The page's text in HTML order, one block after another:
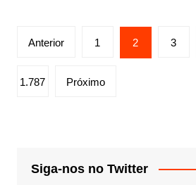
Paginação
posts
Anterior 1 2 3
1.787 Próximo
Siga-nos no Twitter